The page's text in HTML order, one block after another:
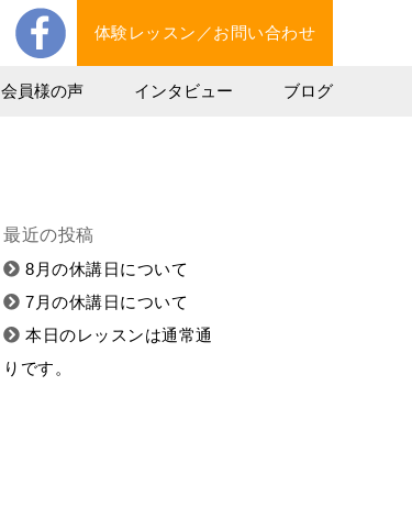
体験レッスン／お問い合わせ
会員様の声 インタビュー ブログ
最近の投稿
8月の休講日について
7月の休講日について
本日のレッスンは通常通
りです。